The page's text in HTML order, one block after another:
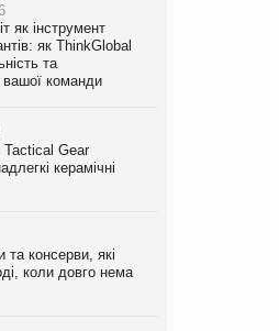
як інструмент
як ThinkGlobal
та
вашої команди
Tactical Gear
керамічні
та консерви, які
коли довго нема